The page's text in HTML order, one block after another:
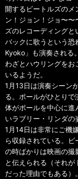
開するビートルズのメ
ン！ジョン！ジョ〜
ズのレコーディング
バックに歌うという恐
Kyoko」も演奏される
わざとハウリングを
いるようだ。
1月13日は演奏シーン
る。ポールがひとりで
体がポールを中心に進
いラブリー・リンダの
1月14日は非常にご機
ら収録されている。ビ
の時ばかりは映画の撮
と伝えられる（それ
だった理由でもある